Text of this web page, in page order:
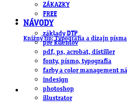
ZÁKAZKY
FREE
NÁVODY
základy DTP
pre klientov
pdf, ps, acrobat, distiller
fonty, písmo, typografia
farby a color management
indesign
photoshop
illustrator
Knižný tip: Typografia a dizajn